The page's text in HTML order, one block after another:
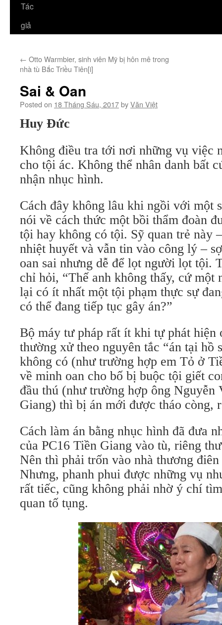
Tác
giả
← Otto Warmbier, sinh viên Mỹ bị hôn mê trong
nhà tù Bắc Triều Tiên[i]
Sai & Oan
Posted on 18 Tháng Sáu, 2017byVăn Việt
Huy Đức
Không điều tra tới nơi những vụ việc
cho tội ác. Không thể nhân danh bất
nhận nhục hình.
Cách đây không lâu khi ngồi với một
nói về cách thức một bồi thẩm đoàn
tội hay không có tội. Sỹ quan trẻ này
nhiệt huyết và vẫn tin vào công lý –
oan sai nhưng dễ để lọt người lọt tội.
chỉ hỏi, “Thế anh không thấy, cứ một
lại có ít nhất một tội phạm thực sự
có thể đang tiếp tục gây án?”
Bộ máy tư pháp rất ít khi tự phát hiện
thường xử theo nguyên tắc “án tại hồ
không có (như trường hợp em Tỏ ở
về minh oan cho bố bị buộc tội giết
đầu thú (như trường hợp ông Nguyễn
Giang) thì bị án mới được tháo còng,
Cách làm án bằng nhục hình đã đưa
của PC16 Tiền Giang vào tù, riêng
Nên thì phải trốn vào nhà thương
Nhưng, phanh phui được những vụ
rất tiếc, cũng không phải nhờ ý chí
quan tố tụng.